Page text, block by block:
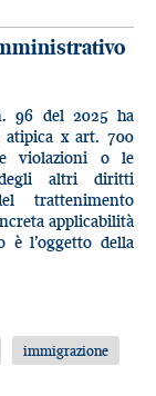
96 del 2025 ha
atipica x art. 700
violazioni o le
altri diritti
trattenimento
applicabilità
è l’oggetto della
immigrazione